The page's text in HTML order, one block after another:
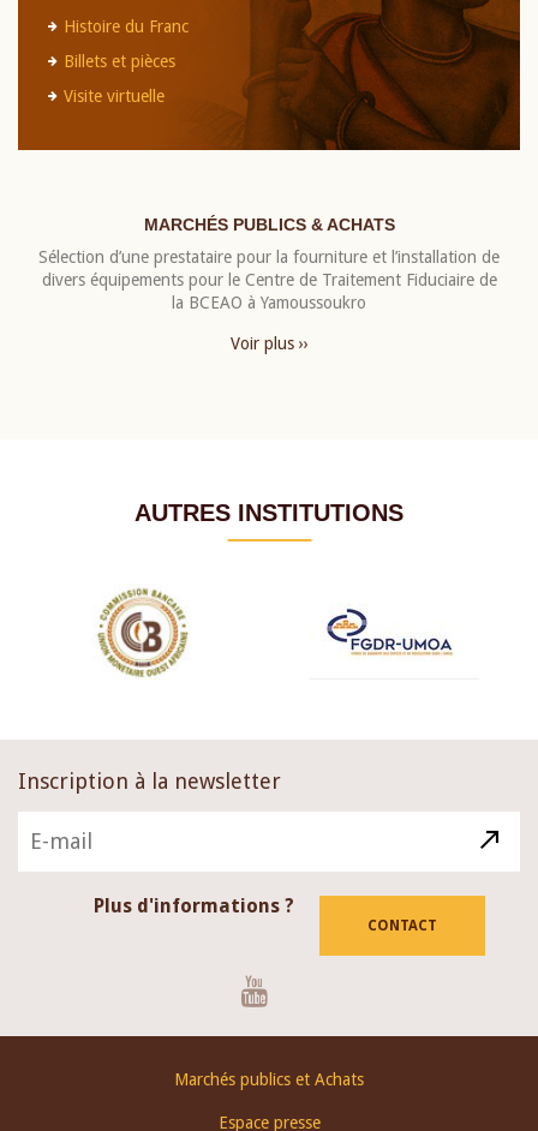
Histoire du Franc
Billets et pièces
Visite virtuelle
MARCHÉS PUBLICS & ACHATS
Sélection d’une prestataire pour la fourniture et l’installation de
divers équipements pour le Centre de Traitement Fiduciaire de
la BCEAO à Yamoussoukro
Voir plus ››
AUTRES INSTITUTIONS
Inscription à la newsletter
Plus d'informations ?
CONTACT
Marchés publics et Achats
Espace presse